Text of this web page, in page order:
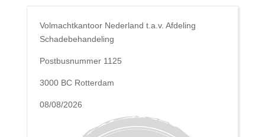
Volmachtkantoor Nederland t.a.v. Afdeling
Schadebehandeling
Postbusnummer 1125
3000 BC Rotterdam
08/08/2026